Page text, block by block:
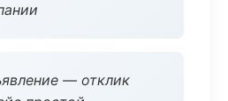
— отклик